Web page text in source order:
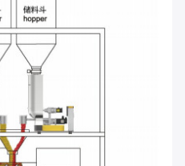
Nachricht
zurück!